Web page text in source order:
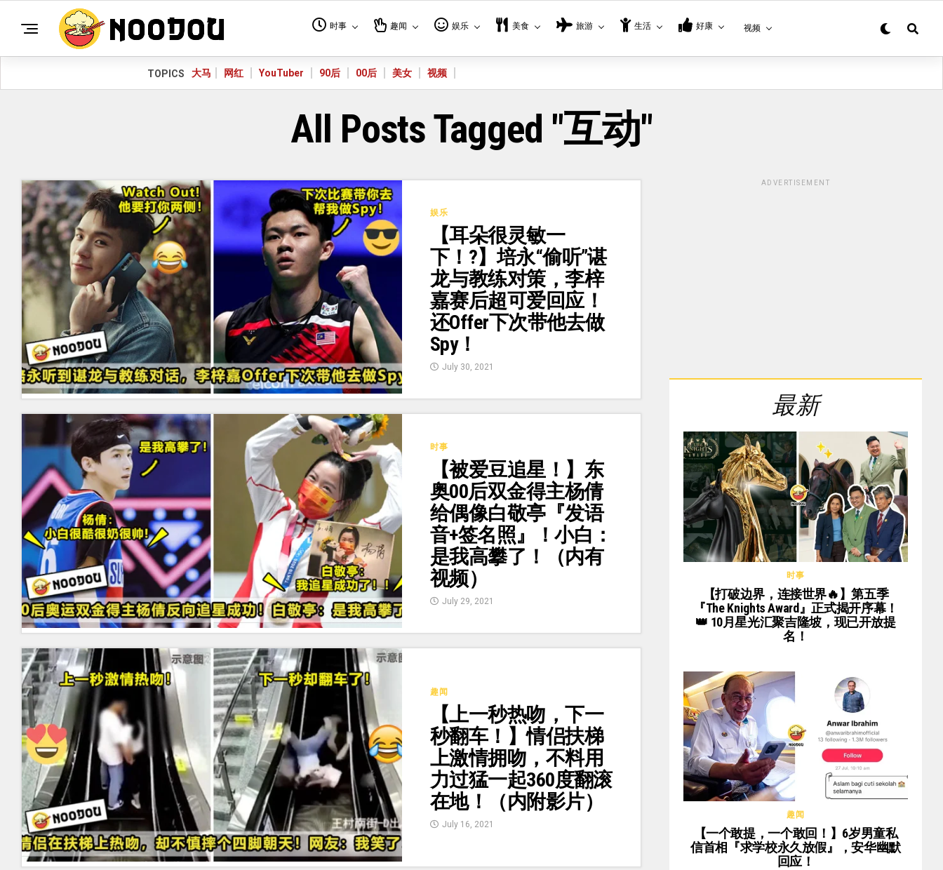
时事 趣闻 娱乐 美食 旅游 生活 好康 视频
TOPICS 大马 网红 YouTuber 90后 00后 美女 视频
All Posts Tagged "互动"
娱乐
【耳朵很灵敏一
下！?】培永“偷听”谌
龙与教练对策，李梓
嘉赛后超可爱回应！
还Offer下次带他去做
Spy！
July 30, 2021
时事
【被爱豆追星！】东
奥00后双金得主杨倩
给偶像白敬亭『发语
音+签名照』！小白：
是我高攀了！（内有
视频）
July 29, 2021
趣闻
【上一秒热吻，下一
秒翻车！】情侣扶梯
上激情拥吻，不料用
力过猛一起360度翻滚
在地！（内附影片）
July 16, 2021
ADVERTISEMENT
最新
时事
【打破边界，连接世界🔥】第五季
『The Knights Award』正式揭开序幕！
👑 10月星光汇聚吉隆坡，现已开放提
名！
趣闻
【一个敢提，一个敢回！】6岁男童私
信首相『求学校永久放假』，安华幽默
回应！